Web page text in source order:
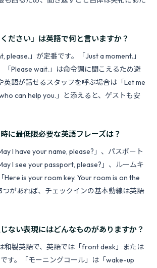
ください」は英語で何と言いますか？
please.」が定番です。「Just a moment.」
「Please wait.」は命令調に聞こえるため避
英語が話せるスタッフを呼ぶ場合は「Let me
can help you.」と添えると、ゲストも安
に最低限必要な英語フレーズは？
I have your name, please?」、パスポート
I see your passport, please?」、ルームキ
Here is your room key. Your room is on the
があれば、チェックインの基本動線は英語
ない表現にはどんなものがありますか？
和製英語で、英語では「front desk」または
です。「モーニングコール」は「wake-up